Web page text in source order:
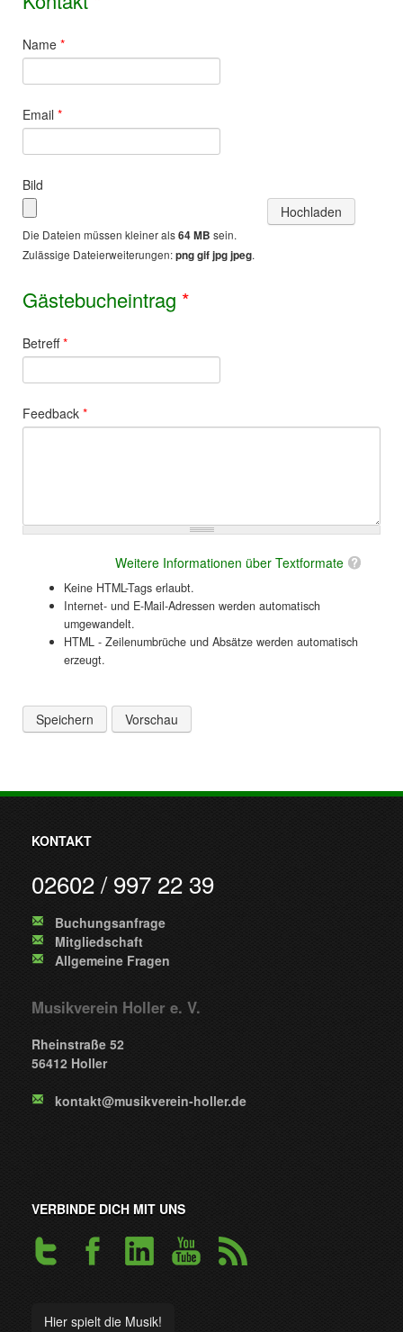
Name *
Email *
Bild
Die Dateien müssen kleiner als64 MB sein.
Zulässige Dateierweiterungen:png gif jpg jpeg.
Gästebucheintrag *
Betreff*
Feedback *
Weitere Informationen über Textformate
Keine HTML-Tags erlaubt.
Internet- und E-Mail-Adressen werden automatisch
umgewandelt.
HTML - Zeilenumbrüche und Absätze werden automatisch
erzeugt.
Vertikale Reiter
KONTAKT
02602 / 997 22 39
Buchungsanfrage
Mitgliedschaft
Allgemeine Fragen
Musikverein Holler e. V.
Rheinstraße 52
56412 Holler
kontakt@musikverein-holler.de
VERBINDE DICH MIT UNS
Hier spielt die Musik!